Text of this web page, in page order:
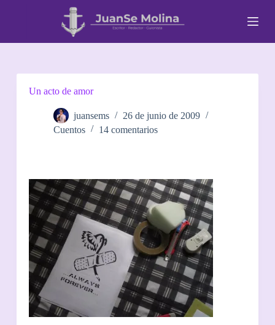
t
Un acto de amor
juansems
26 de junio de 2009
Cuentos
14 comentarios